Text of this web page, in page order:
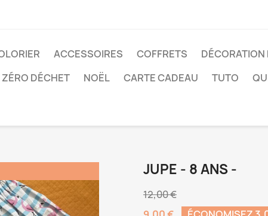
ACCESSOIRES COFFRETS DÉCORATION
ZÉRO DÉCHET NOËL CARTE CADEAU TUTO
JUPE - 8 ANS -
12,00 €